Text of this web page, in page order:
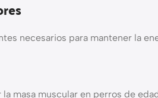
necesarios para mantener la
masa muscular en perros de